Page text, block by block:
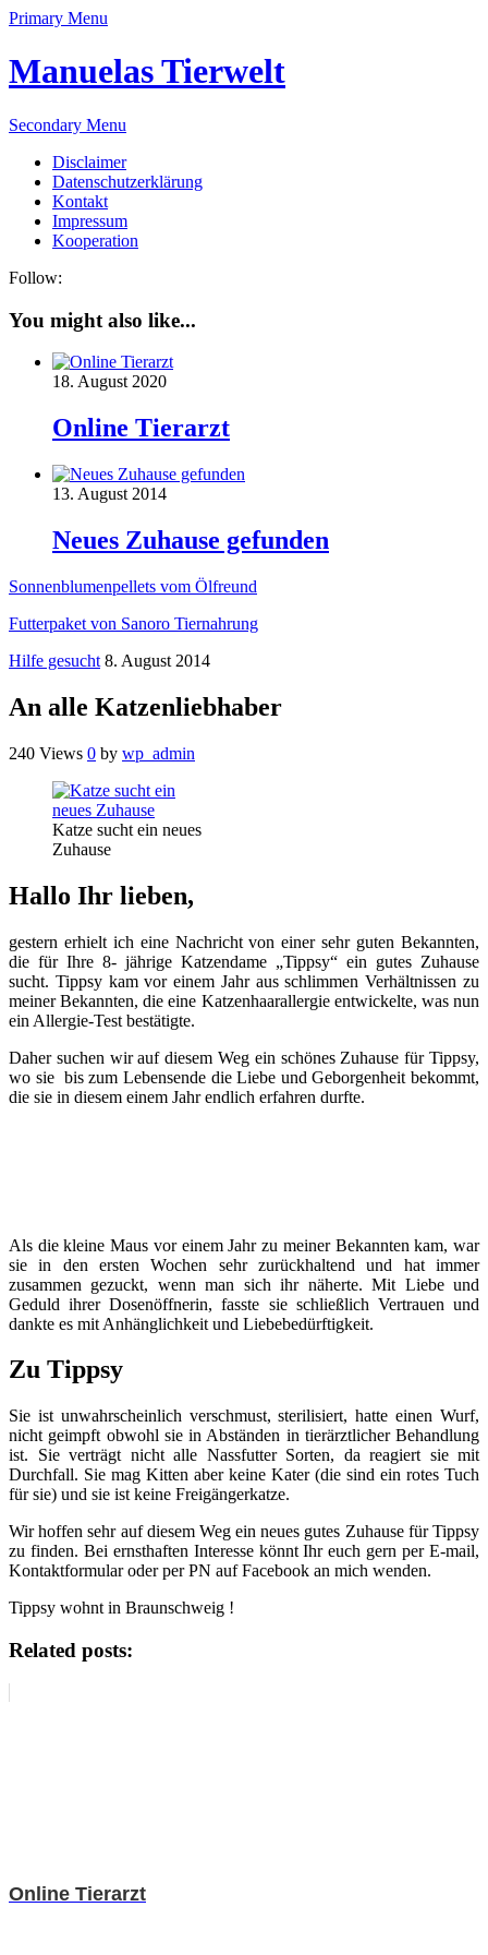
Primary Menu
Manuelas Tierwelt
Secondary Menu
Disclaimer
Datenschutzerklärung
Kontakt
Impressum
Kooperation
Follow:
You might also like...
18. August 2020
Online Tierarzt
13. August 2014
Neues Zuhause gefunden
Sonnenblumenpellets vom Ölfreund
Futterpaket von Sanoro Tiernahrung
Hilfe gesucht 8. August 2014
An alle Katzenliebhaber
240 Views 0 by wp_admin
Katze sucht ein neues
Zuhause
Hallo Ihr lieben,
gestern erhielt ich eine Nachricht von einer sehr guten Bekannten,
die für Ihre 8- jährige Katzendame „Tippsy“ ein gutes Zuhause
sucht. Tippsy kam vor einem Jahr aus schlimmen Verhältnissen zu
meiner Bekannten, die eine Katzenhaarallergie entwickelte, was nun
ein Allergie-Test bestätigte.
Daher suchen wir auf diesem Weg ein schönes Zuhause für Tippsy,
wo sie bis zum Lebensende die Liebe und Geborgenheit bekommt,
die sie in diesem einem Jahr endlich erfahren durfte.
Als die kleine Maus vor einem Jahr zu meiner Bekannten kam, war
sie in den ersten Wochen sehr zurückhaltend und hat immer
zusammen gezuckt, wenn man sich ihr näherte. Mit Liebe und
Geduld ihrer Dosenöffnerin, fasste sie schließlich Vertrauen und
dankte es mit Anhänglichkeit und Liebebedürftigkeit.
Zu Tippsy
Sie ist unwahrscheinlich verschmust, sterilisiert, hatte einen Wurf,
nicht geimpft obwohl sie in Abständen in tierärztlicher Behandlung
ist. Sie verträgt nicht alle Nassfutter Sorten, da reagiert sie mit
Durchfall. Sie mag Kitten aber keine Kater (die sind ein rotes Tuch
für sie) und sie ist keine Freigängerkatze.
Wir hoffen sehr auf diesem Weg ein neues gutes Zuhause für Tippsy
zu finden. Bei ernsthaften Interesse könnt Ihr euch gern per E-mail,
Kontaktformular oder per PN auf Facebook an mich wenden.
Tippsy wohnt in Braunschweig !
Related posts:
Online Tierarzt